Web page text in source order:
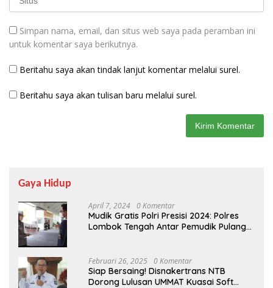
Simpan nama, email, dan situs web saya pada peramban ini
untuk komentar saya berikutnya.
Beritahu saya akan tindak lanjut komentar melalui surel.
Beritahu saya akan tulisan baru melalui surel.
Gaya Hidup
April 7, 2024 0 Komentar
Mudik Gratis Polri Presisi 2024: Polres
Lombok Tengah Antar Pemudik Pulang
Februari 26, 2025 0 Komentar
Siap Bersaing! Disnakertrans NTB
Dorong Lulusan UMMAT Kuasai Soft